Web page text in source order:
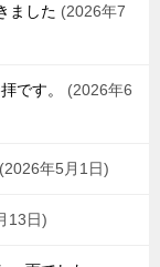
ました
2026年7
です。
2026年6
2026年5月1日
13日